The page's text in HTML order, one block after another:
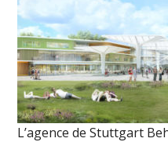
L’agence de Stuttgart